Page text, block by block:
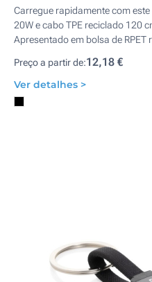
Carregue rapidamente com
20W e cabo TPE reciclado 120
Apresentado em bolsa de RPET
Preço a partir de:12,18 €
Ver detalhes >